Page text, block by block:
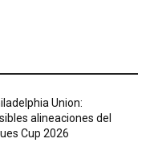
Union:
alineaciones del
Cup 2026